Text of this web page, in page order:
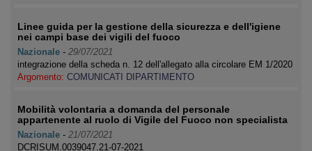
Linee guida per la gestione della sicurezza e dell'igiene
nei campi base dei vigili del fuoco
Nazionale - 29/07/2021
integrazione della scheda n. 12 dell'allegato alla circolare EM 1/2020
Argomento: COMUNICATI DIPARTIMENTO
Mobilità volontaria a domanda del personale
appartenente al ruolo di Vigile del Fuoco non specialista
Nazionale - 21/07/2021
DCRISUM.0039047.21-07-2021